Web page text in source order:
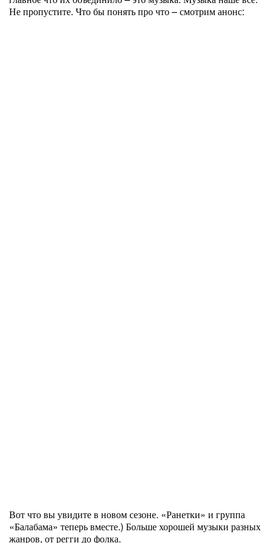
Не пропустите. Что бы понять про что – смотрим анонс:
Вот что вы увидите в новом сезоне. «Ранетки» и группа
«Балабама» теперь вместе.) Больше хорошей музыки разных
жанров, от регги до фолка.